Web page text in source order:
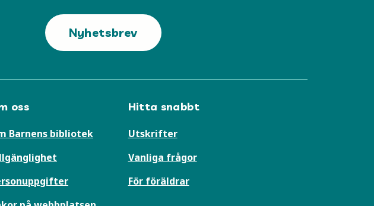
Nyhetsbrev
oss
Barnens bibliotek
Hitta snabbt
Utskrifter
Vanliga frågor
För föräldrar